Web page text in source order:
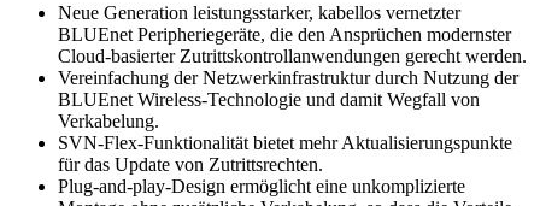
Neue Generation leistungsstarker, kabellos vernetzter
BLUEnet Peripheriegeräte, die den Ansprüchen modernster
Cloud-basierter Zutrittskontrollanwendungen gerecht werden.
Vereinfachung der Netzwerkinfrastruktur durch Nutzung der
BLUEnet Wireless-Technologie und damit Wegfall von
Verkabelung.
SVN-Flex-Funktionalität bietet mehr Aktualisierungspunkte
für das Update von Zutrittsrechten.
Plug-and-play-Design ermöglicht eine unkomplizierte